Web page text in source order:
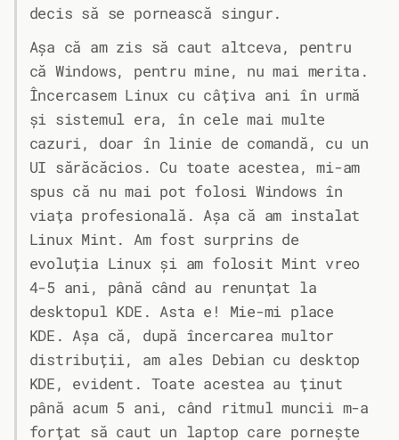
decis să se pornească singur.
Așa că am zis să caut altceva, pentru
că Windows, pentru mine, nu mai merita.
Încercasem Linux cu câțiva ani în urmă
și sistemul era, în cele mai multe
cazuri, doar în linie de comandă, cu un
UI sărăcăcios. Cu toate acestea, mi-am
spus că nu mai pot folosi Windows în
viața profesională. Așa că am instalat
Linux Mint. Am fost surprins de
evoluția Linux și am folosit Mint vreo
4-5 ani, până când au renunțat la
desktopul KDE. Asta e! Mie-mi place
KDE. Așa că, după încercarea multor
distribuții, am ales Debian cu desktop
KDE, evident. Toate acestea au ținut
până acum 5 ani, când ritmul muncii m-a
forțat să caut un laptop care pornește